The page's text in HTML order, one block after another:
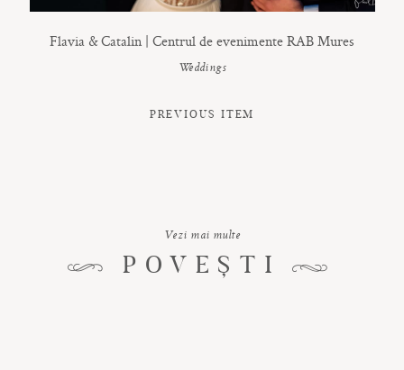
Flavia & Catalin | Centrul de evenimente RAB Mures
Weddings
PREVIOUS ITEM
Vezi mai multe
POVEȘTI